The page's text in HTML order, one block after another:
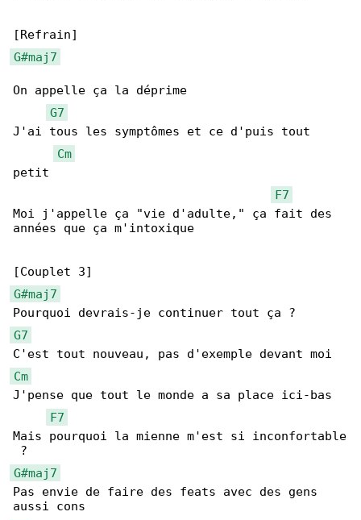
G#maj7
On appellе ça la déprime
G7
J'ai tous les symptômes еt ce d'puis tout
Cm
petit
F7
Moi j'appelle ça "vie d'adulte," ça fait des
années que ça m'intoxique
G#maj7
G7
Cm
J'pense que tout le monde a sa place ici-bas
F7
Mais pourquoi la mienne m'est si inconfortable
G#maj7
Pas envie de faire des feats avec des gens